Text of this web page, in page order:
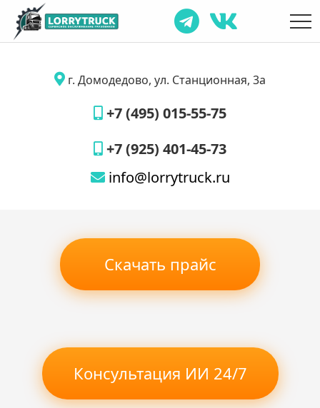
г. Домодедово, ул. Станционная, 3а
+7 (495) 015-55-75
+7 (925) 401-45-73
info@lorrytruck.ru
Скачать прайс
Консультация ИИ 24/7